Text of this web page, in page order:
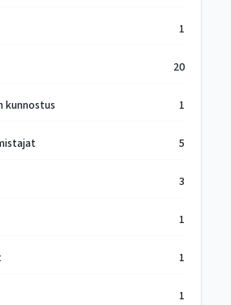
1
20
kunnostus 1
5
3
1
1
1